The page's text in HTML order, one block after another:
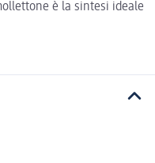
è la sintesi ideale